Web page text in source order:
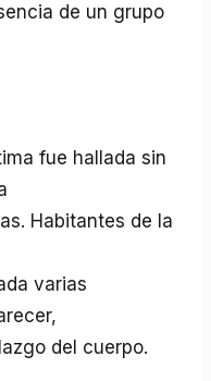
de un grupo
fue hallada sin
Habitantes de la
varias
del cuerpo.